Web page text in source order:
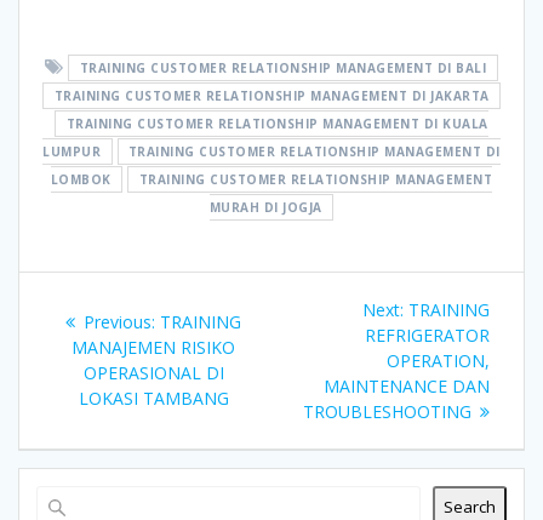
TRAINING CUSTOMER RELATIONSHIP MANAGEMENT DI BALI
TRAINING CUSTOMER RELATIONSHIP MANAGEMENT DI JAKARTA
TRAINING CUSTOMER RELATIONSHIP MANAGEMENT DI KUALA
LUMPUR
TRAINING CUSTOMER RELATIONSHIP MANAGEMENT DI
LOMBOK
TRAINING CUSTOMER RELATIONSHIP MANAGEMENT
MURAH DI JOGJA
navigation
Previous: Previous
post:
TRAINING
MANAJEMEN RISIKO
OPERASIONAL DI
LOKASI TAMBANG
Next: Next
post:
TRAINING
REFRIGERATOR
OPERATION,
MAINTENANCE DAN
TROUBLESHOOTING
Search